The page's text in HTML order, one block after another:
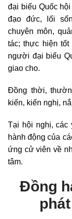
đại biểu Quốc
đạo đức, lối
chuyên môn,
tác; thực hiện
người đại biểu
giao cho.
Đồng thời,
kiến, kiến nghị,
Tại hội nghị, các
hành động của
ứng cử viên về
tâm.
Đồng